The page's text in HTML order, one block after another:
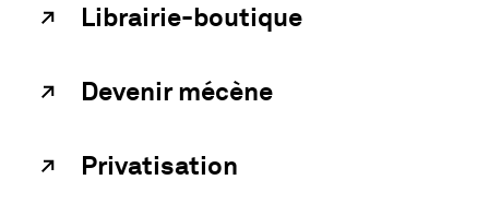
Librairie-boutique
Devenir mécène
Privatisation